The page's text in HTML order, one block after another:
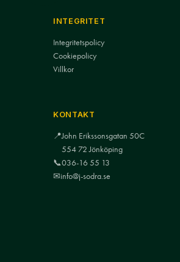
INTEGRITET
Integritetspolicy
Cookiepolicy
Villkor
KONTAKT
📍John Erikssonsgatan 50C
554 72 Jönköping
📞036-16 55 13
✉info@j-sodra.se